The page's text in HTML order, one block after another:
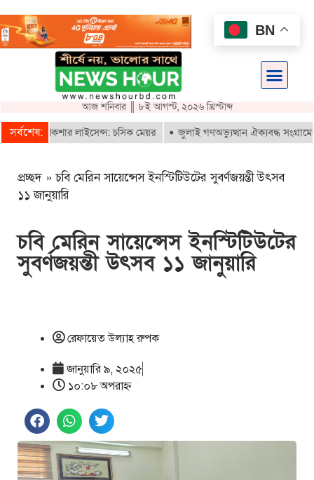
আজ শনিবার ║ ৮ই আগস্ট, ২০২৬ খ্রিস্টাব্দ
সর্বশেষ:
ই-রিকশার লাইসেন্স: চসিক মেয়র জুলাই গণঅভ্যুত্থান ঐক্যবদ্ধ সংগ্রামের
প্রচ্ছদ »চবি মেরিন সায়েন্সেস ইনস্টিটিউটের সুবর্ণজয়ন্তী উৎসব
১১ জানুয়ারি
চবি মেরিন সায়েন্সেস ইনস্টিটিউটের
সুবর্ণজয়ন্তী উৎসব ১১ জানুয়ারি
রেফায়েত উল্যাহ রুপক
জানুয়ারি ৯, ২০২৫
১০:০৮ অপরাহ্ণ
BN